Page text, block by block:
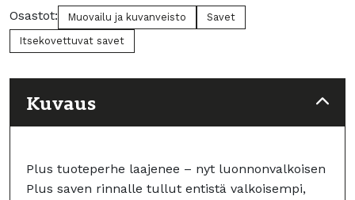
määrä
Osastot: Muovailu ja kuvanveisto
Savet
Itsekovettuvat savet
Kuvaus
Plus tuoteperhe laajenee – nyt luonnonvalkoisen
Plus saven rinnalle tullut entistä valkoisempi,